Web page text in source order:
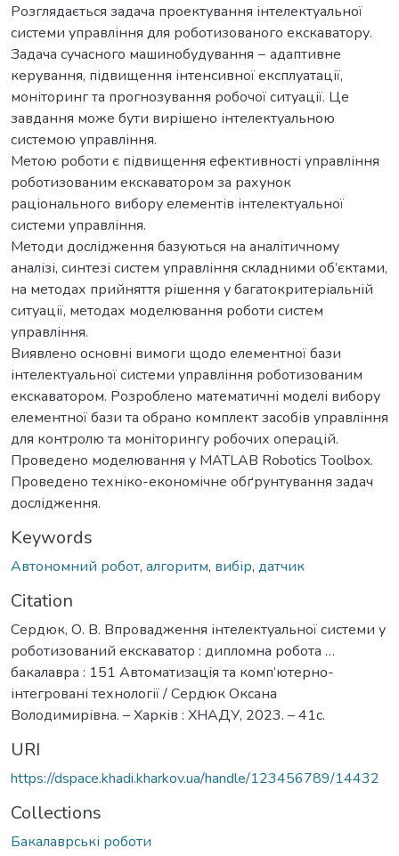
Розглядається задача проектування інтелектуальної
системи управління для роботизованого екскаватору.
Задача сучасного машинобудування − адаптивне
керування, підвищення інтенсивної експлуатації,
моніторинг та прогнозування робочої ситуації. Це
завдання може бути вирішено інтелектуальною
системою управління.
Метою роботи є підвищення ефективності управління
роботизованим екскаватором за рахунок
раціонального вибору елементів інтелектуальної
системи управління.
Методи дослідження базуються на аналітичному
аналізі, синтезі систем управління складними об’єктами,
на методах прийняття рішення у багатокритеріальній
ситуації, методах моделювання роботи систем
управління.
Виявлено основні вимоги щодо елементної бази
інтелектуальної системи управління роботизованим
екскаватором. Розроблено математичні моделі вибору
елементної бази та обрано комплект засобів управління
для контролю та моніторингу робочих операцій.
Проведено моделювання у MATLAB Robotics Toolbox.
Проведено техніко-економічне обґрунтування задач
дослідження.
Keywords
Автономний робот, алгоритм, вибір, датчик
Citation
Сердюк, О. В. Впровадження інтелектуальної системи у
роботизований екскаватор : дипломна робота …
бакалавра : 151 Автоматизація та комп’ютерно-
інтегровані технології / Сердюк Оксана
Володимирівна. – Харків : ХНАДУ, 2023. – 41с.
URI
https://dspace.khadi.kharkov.ua/handle/123456789/14432
Collections
Бакалаврські роботи